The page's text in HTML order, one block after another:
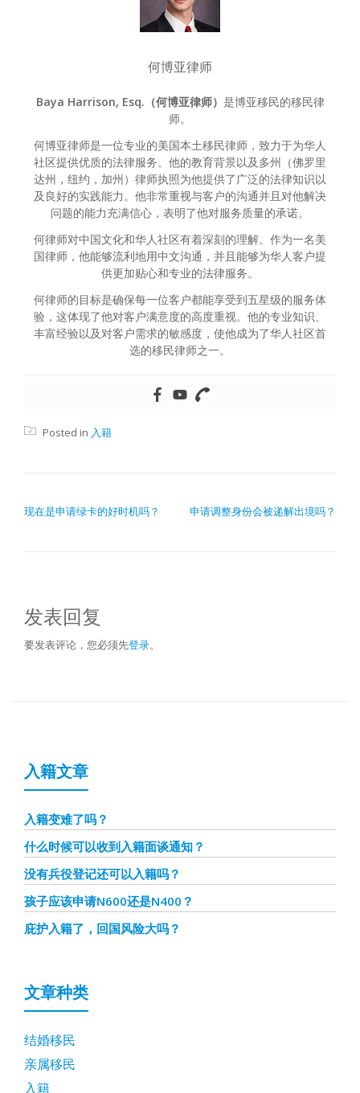
何博亚律师
Baya Harrison, Esq.（何博亚律师） 是博亚移民的移民律
师。
何博亚律师是一位专业的美国本土移民律师，致力于为华人
社区提供优质的法律服务。他的教育背景以及多州（佛罗里
达州，纽约，加州）律师执照为他提供了广泛的法律知识以
及良好的实践能力。他非常重视与客户的沟通并且对他解决
问题的能力充满信心，表明了他对服务质量的承诺。
何律师对中国文化和华人社区有着深刻的理解。作为一名美
国律师，他能够流利地用中文沟通，并且能够为华人客户提
供更加贴心和专业的法律服务。
何律师的目标是确保每一位客户都能享受到五星级的服务体
验，这体现了他对客户满意度的高度重视。他的专业知识、
丰富经验以及对客户需求的敏感度，使他成为了华人社区首
选的移民律师之一。
Posted in 入籍
现在是申请绿卡的好时机吗？ 申请调整身份会被递解出境吗？
发表回复
要发表评论，您必须先登录。
入籍文章
入籍变难了吗？
什么时候可以收到入籍面谈通知？
没有兵役登记还可以入籍吗？
孩子应该申请N600还是N400？
庇护入籍了，回国风险大吗？
文章种类
结婚移民
亲属移民
入籍